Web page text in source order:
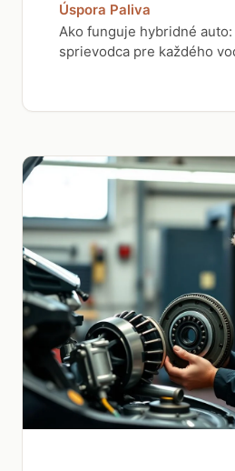
Úspora Paliva
Ako funguje hybridné
sprievodca pre každého